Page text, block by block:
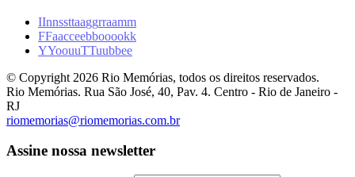
IInnssttaaggrraamm
FFaacceebbooookk
YYoouuTTuubbee
© Copyright 2026 Rio Memórias, todos os direitos reservados.
Rio Memórias. Rua São José, 40, Pav. 4. Centro - Rio de Janeiro -
RJ
riomemorias@riomemorias.com.br
Assine nossa newsletter